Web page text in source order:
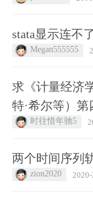
stata显示连不
Megan555555
求《计量经济
特·希尔等）第
时往惜年驰5
两个时间序列
zion2020